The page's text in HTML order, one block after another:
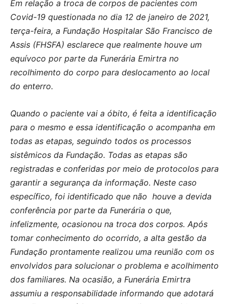
Em relação a troca de corpos de pacientes com
Covid-19 questionada no dia 12 de janeiro de 2021,
terça-feira, a Fundação Hospitalar São Francisco de
Assis (FHSFA) esclarece que realmente houve um
equívoco por parte da Funerária Emirtra no
recolhimento do corpo para deslocamento ao local
do enterro.
Quando o paciente vai a óbito, é feita a identificação
para o mesmo e essa identificação o acompanha em
todas as etapas, seguindo todos os processos
sistêmicos da Fundação. Todas as etapas são
registradas e conferidas por meio de protocolos para
garantir a segurança da informação. Neste caso
específico, foi identificado que não houve a devida
conferência por parte da Funerária o que,
infelizmente, ocasionou na troca dos corpos. Após
tomar conhecimento do ocorrido, a alta gestão da
Fundação prontamente realizou uma reunião com os
envolvidos para solucionar o problema e acolhimento
dos familiares. Na ocasião, a Funerária Emirtra
assumiu a responsabilidade informando que adotará